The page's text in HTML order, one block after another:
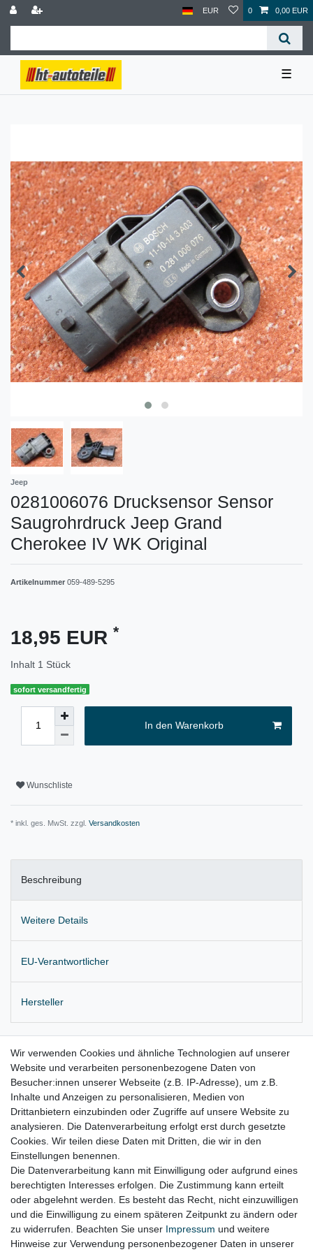
EUR 0 0,00 EUR
☰
Jeep
0281006076 Drucksensor Sensor
Saugrohrdruck Jeep Grand
Cherokee IV WK Original
Artikelnummer 059-489-5295
18,95 EUR *
Inhalt 1 Stück
sofort versandfertig
In den Warenkorb
Wunschliste
* inkl. ges. MwSt. zzgl. Versandkosten
Beschreibung
Weitere Details
EU-Verantwortlicher
Hersteller
Spenderfahrzeug: 3,0 CRD mit 5- Gang Automatik und allrad Antrieb
Lieferung wie abgebildet
für:
Jeep Grand Cherokee IV Bj. 2010 – 2017
Lieferzeit etwa 1 bis 3 Werktage
Wir verwenden Cookies und ähnliche Technologien auf unserer
Website und verarbeiten personenbezogene Daten von
Besucher:innen unserer Webseite (z.B. IP-Adresse), um z.B.
Inhalte und Anzeigen zu personalisieren, Medien von
Drittanbietern einzubinden oder Zugriffe auf unsere Website zu
analysieren. Die Datenverarbeitung erfolgt erst durch gesetzte
Cookies. Wir teilen diese Daten mit Dritten, die wir in den
Einstellungen benennen.
Die Datenverarbeitung kann mit Einwilligung oder aufgrund eines
berechtigten Interesses erfolgen. Die Zustimmung kann erteilt
oder abgelehnt werden. Es besteht das Recht, nicht einzuwilligen
und die Einwilligung zu einem späteren Zeitpunkt zu ändern oder
zu widerrufen. Beachten Sie unser Impressum und weitere
Hinweise zur Verwendung personenbezogener Daten in unserer